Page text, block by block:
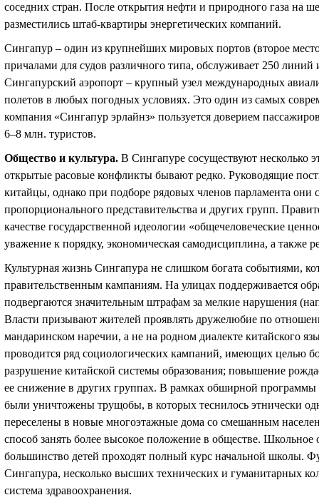
соседних стран. После открытия нефти и природного газа на
разместились штаб-квартиры энергетических компаний.
Сингапур – один из крупнейших мировых портов (второе
причалами для судов различного типа, обслуживает 250
Сингапурский аэропорт – крупный узел международных
полетов в любых погодных условиях. Это один из самых
компания «Сингапур эрлайнз» пользуется доверием
6–8 млн. туристов.
Общество и культура. В Сингапуре сосуществуют несколько
открытые расовые конфликты бывают редко. Руководящие
китайцы, однако при подборе рядовых членов парламента они
пропорционального представительства и других групп.
качестве государственной идеологии «общечеловеческие
уважение к порядку, экономическая самодисциплина, а также
Культурная жизнь Сингапура не слишком богата событиями,
правительственным кампаниям. На улицах поддерживается
подвергаются значительным штрафам за мелкие нарушения
Власти призывают жителей проявлять дружелюбие по
мандаринском наречии, а не на родном диалекте китайского
проводится ряд социологических кампаний, имеющих целью
разрушение китайской системы образования; повышение
ее снижение в других группах. В рамках обширной программы
были уничтожены трущобы, в которых теснилось этнически
переселены в новые многоэтажные дома со смешанным
способ занять более высокое положение в обществе. Школьное
большинство детей проходят полный курс начальной школы.
Сингапура, несколько высших технических и гуманитарных
система здравоохранения.